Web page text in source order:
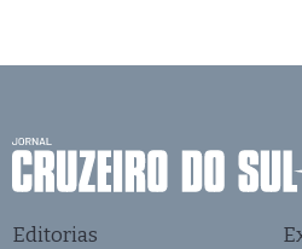
Editorias